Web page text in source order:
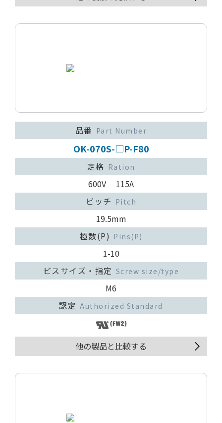
品番 Part Number
OK-070S-□P-F80
定格 Ration
600V 115A
ピッチ Pitch
19.5mm
極数(P) Pins(P)
1-10
ビスサイズ・指定 Screw size/type
M6
認定 Authorized Standard
他の製品と比較する